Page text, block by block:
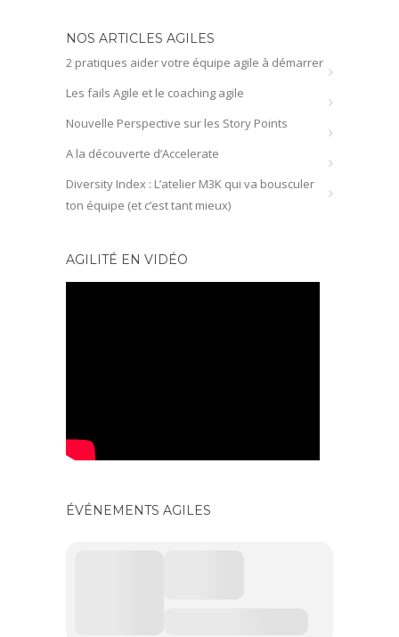
NOS ARTICLES AGILES
2 pratiques aider votre équipe agile à démarrer
Les fails Agile et le coaching agile
Nouvelle Perspective sur les Story Points
A la découverte d’Accelerate
Diversity Index : L’atelier M3K qui va bousculer
ton équipe (et c’est tant mieux)
AGILITÉ EN VIDÉO
ÉVÉNEMENTS AGILES